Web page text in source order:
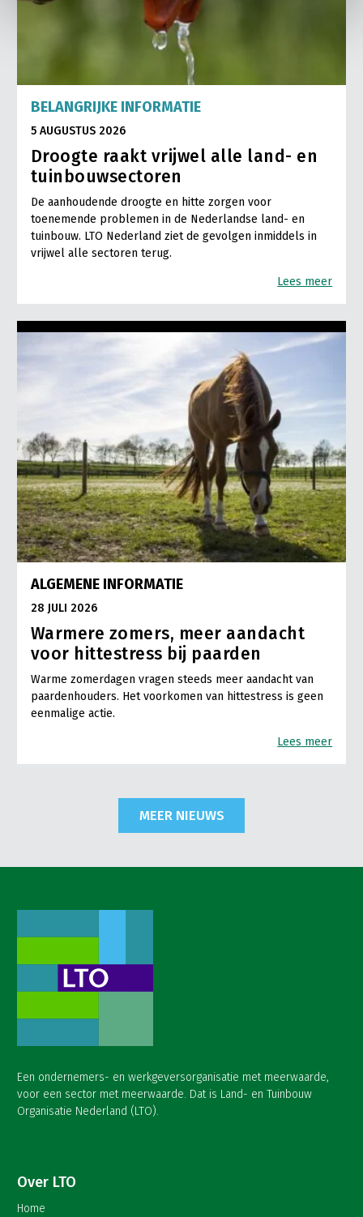
BELANGRIJKE INFORMATIE
5 AUGUSTUS 2026
Droogte raakt vrijwel alle land- en
tuinbouwsectoren
De aanhoudende droogte en hitte zorgen voor
toenemende problemen in de Nederlandse land- en
tuinbouw. LTO Nederland ziet de gevolgen inmiddels in
vrijwel alle sectoren terug.
Lees meer
ALGEMENE INFORMATIE
28 JULI 2026
Warmere zomers, meer aandacht
voor hittestress bij paarden
Warme zomerdagen vragen steeds meer aandacht van
paardenhouders. Het voorkomen van hittestress is geen
eenmalige actie.
Lees meer
MEER NIEUWS
Een ondernemers- en werkgeversorganisatie met meerwaarde,
voor een sector met meerwaarde. Dat is Land- en Tuinbouw
Organisatie Nederland (LTO).
Over LTO
Home